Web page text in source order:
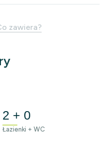
zawiera?
2 + 0
Łazienki + WC